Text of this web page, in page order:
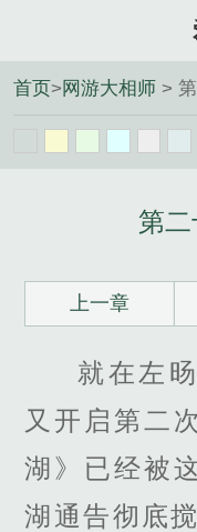
首页>网游大相师 >
第
上一章
就在左
又开启第二
湖》已经被
湖通告彻底